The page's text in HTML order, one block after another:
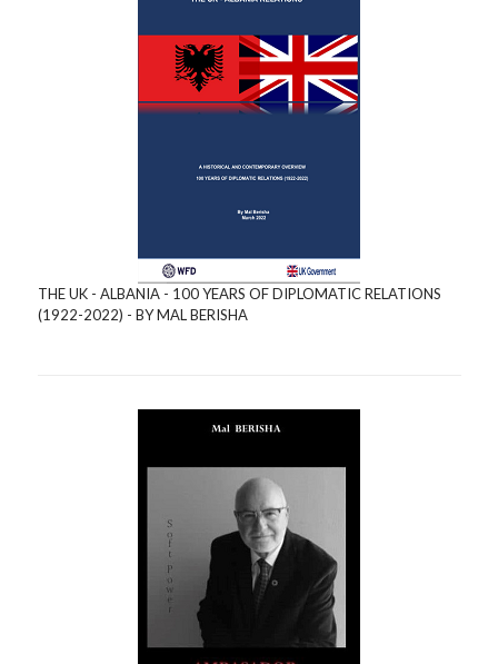
THE UK - ALBANIA - 100 YEARS OF DIPLOMATIC RELATIONS
(1922-2022) - BY MAL BERISHA